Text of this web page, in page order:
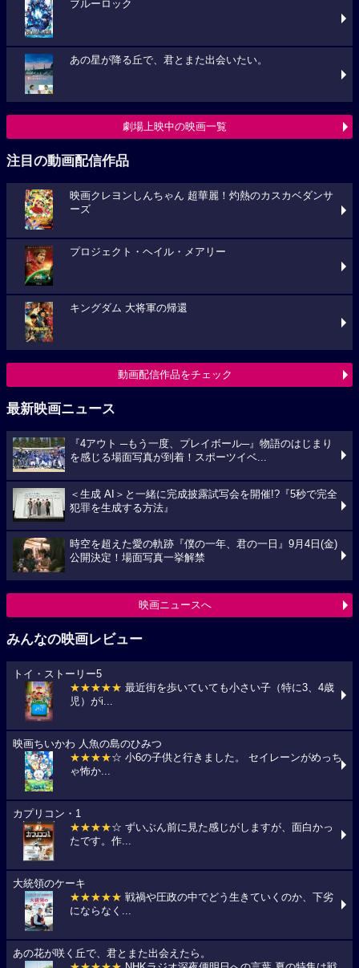
ブルーロック
あの星が降る丘で、君とまた出会いたい。
劇場上映中の映画一覧
注目の動画配信作品
映画クレヨンしんちゃん 超華麗！灼熱のカスカベダンサ
ーズ
プロジェクト・ヘイル・メアリー
キングダム 大将軍の帰還
動画配信作品をチェック
最新映画ニュース
『4アウト ─もう一度、プレイボール─』物語のはじまり
を感じる場面写真が到着！スポーツイベ...
＜生成 AI＞と一緒に完成披露試写会を開催!?『5秒で完全
犯罪を生成する方法』
時空を超えた愛の軌跡『僕の一年、君の一日』9月4日(金)
公開決定！場面写真一挙解禁
映画ニュースへ
みんなの映画レビュー
トイ・ストーリー5
★★★★★ 最近街を歩いていても小さい子（特に3、4歳
児）がi...
映画ちいかわ 人魚の島のひみつ
★★★★☆ 小6の子供と行きました。 セイレーンがめっち
ゃ怖か...
カプリコン・1
★★★★☆ ずいぶん前に見た感じがしますが、面白かっ
たです。作...
大統領のケーキ
★★★★★ 戦禍や圧政の中でどう生きていくのか、下劣
にならなく...
あの花が咲く丘で、君とまた出会えたら。